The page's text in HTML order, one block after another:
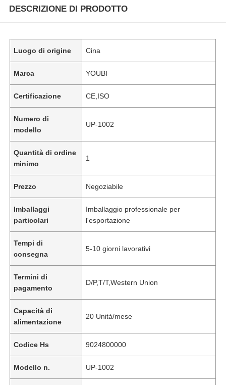
DESCRIZIONE DI PRODOTTO
Luogo di origine Cina
Marca YOUBI
Certificazione CE,ISO
Numero di
modello
UP-1002
Quantità di ordine
minimo
1
Prezzo Negoziabile
Imballaggi
particolari
Imballaggio professionale per
l'esportazione
Tempi di
consegna
5-10 giorni lavorativi
Termini di
pagamento
D/P,T/T,Western Union
Capacità di
alimentazione
20 Unità/mese
Codice Hs 9024800000
Modello n. UP-1002